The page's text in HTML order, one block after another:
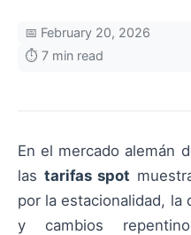
📅 February 20, 2026
⏱️ 7 min read
En el mercado alemán
las tarifas spot
por la estacionalidad, la
y cambios